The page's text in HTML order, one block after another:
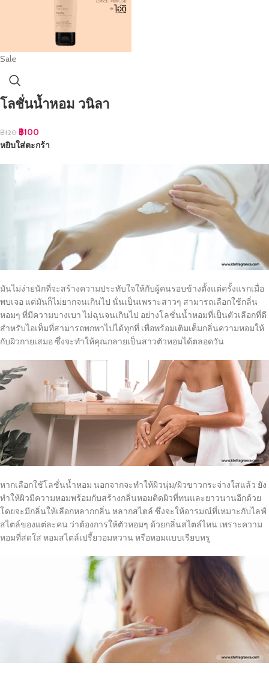
Sale
โลชั่นน้ำหอม วนิลา
฿120 ฿100
หยิบใส่ตะกร้า
มันไม่ง่ายนักที่จะสร้างความประทับใจให้กับผู้คนรอบข้างตั้งแต่ครั้งแรกเมื่อ
พบเจอ แต่มันก็ไม่ยากจนเกินไป นั่นเป็นเพราะสาวๆ สามารถเลือกใช้กลิ่น
หอมๆ ที่มีความบางเบา ไม่ฉุนจนเกินไป อย่างโลชั่นน้ำหอมที่เป็นตัวเลือกที่ดี
สำหรับไอเท็มที่สามารถพกพาไปได้ทุกที่ เพื่อพร้อมเติมเต็มกลิ่นความหอมให้
กับผิวกายเสมอ ซึ่งจะทำให้คุณกลายเป็นสาวตัวหอมได้ตลอดวัน
หากเลือกใช้โลชั่นน้ำหอม นอกจากจะทำให้ผิวนุ่ม/ผิวขาวกระจ่างใสแล้ว ยัง
ทำให้ผิวมีความหอมพร้อมกับสร้างกลิ่นหอมติดผิวที่ทนและยาวนานอีกด้วย
โดยจะมีกลิ่นให้เลือกหลากกลิ่น หลากสไตล์ ซึ่งจะให้อารมณ์ที่เหมาะกับไลฟ์
สไตล์ของแต่ละคน ว่าต้องการให้ตัวหอมๆ ด้วยกลิ่นสไตล์ไหน เพราะความ
หอมที่สดใส หอมสไตล์เปรี้ยวอมหวาน หรือหอมแบบเรียบหรู